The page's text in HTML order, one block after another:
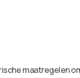
maatregelen